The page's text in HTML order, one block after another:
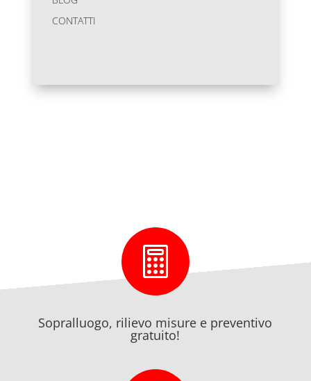
CONTATTI

Sopralluogo, rilievo misure e preventivo
gratuito!